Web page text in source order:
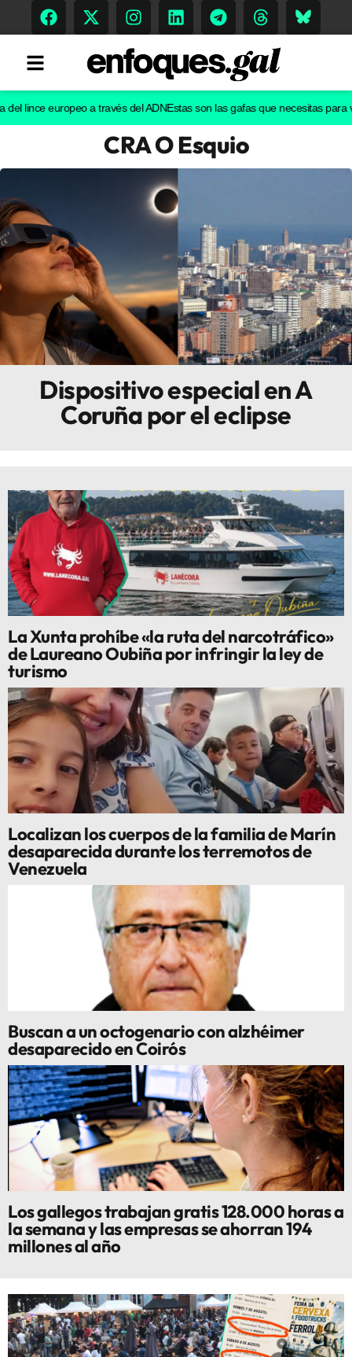
Gastronomía
Escenarios
Sostenibilidad
Innova
europeo a través del ADNEstas son las gafas que necesitas para ver
CRA O Esquio
Dispositivo especial en A
Coruña por el eclipse
La Xunta prohíbe «la ruta del narcotráfico»
de Laureano Oubiña por infringir la ley de
turismo
Localizan los cuerpos de la familia de Marín
desaparecida durante los terremotos de
Venezuela
Buscan a un octogenario con alzhéimer
desaparecido en Coirós
Los gallegos trabajan gratis 128.000 horas a
la semana y las empresas se ahorran 194
millones al año